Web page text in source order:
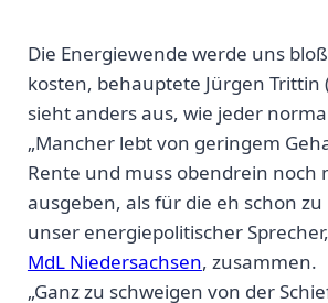
Die Energiewende werde uns
kosten, behauptete Jürgen Trittin
sieht anders aus, wie jeder
„Mancher lebt von geringem
Rente und muss obendrein noch
ausgeben, als für die eh schon
unser energiepolitischer Sprecher,
MdL Niedersachsen, zusammen.
„Ganz zu schweigen von der